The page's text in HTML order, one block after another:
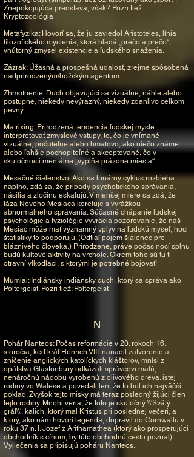
Znepokojujúca predstava, však? Pozri tiež:
Kryptozoológia
Metafyzika: Hovorí sa, že ju zaviedol Aristoteles, línia
filozofického myslenia, ktorá hľadá „prečo a prečo“,
vnútorný zmysel existencie a ľudského snaženia.
Zázrak: Úžasná a prospešná udalosť, zrejme spôsobená
nadprirodzeným/božským agentom.
Zhmotnenie: Duch objavujúci sa vizuálne, náhle alebo
postupne, niekedy nevýrazný, niekedy zdanlivo celkom
pevný.
Matrixing: Prirodzená tendencia ľudskej mysle
interpretovať zmyslové vstupy, to, čo je vnímané
vizuálne, počuteľne alebo hmatovo, ako niečo známe
alebo ľahšie pochopiteľné a akceptované, čo v
skutočnosti mentálne „vypĺňa prázdne miesta“.
Mesačné šialenstvo: Ako sa lunárny cyklus rozbieha
naplno, zdá sa, že prípady psychotického správania,
násilia a zločinu eskalujú. V menšej miere sa zdá, že
fáza Nového Mesiaca koreluje s vyrážkou
abnormálneho správania. Súčasné chápanie ľudskej
psychológie a fyziológie vyvracia pozorovanie, že náš
Mesiac môže mať významný vplyv na ľudskú myseľ, hoci
štatistiky to podporujú. (Odtiaľ pojem šialenec pre
bláznivého človeka.) Prirodzene, práve počas nocí splnu
budú kultové aktivity na vrchole. Okrem toho sú tu tí
otravní vlkodlaci, s ktorými je potrebné bojovať!
Mumiai: Indiánsky indiánsky duch, ktorý sa správa ako
Poltergeist. Pozri tiež: Poltergeist
_N_
Pohár Nanteos: Počas reformácie v 20. rokoch 16.
storočia, keď kráľ Henrich VIII. nariadil zatvorenie a
zničenie anglických katolíckych kláštorov, mnísi z
opátstva Glastonbury odkázali správcovi malú,
nenáročnú nádobu vyrobenú z olivového dreva. istej
rodiny vo Walese a povedali len, že to bol ich najväčší
poklad. Zvyšok tejto misky má teraz posledný žijúci člen
tejto rodiny. Mnohí veria, že toto je skutočný \\'Svätý
grál\\', kalich, ktorý mal Kristus pri poslednej večeri, a
ktorý, ako nám hovorí legenda, dopravil do Cornwallu v
roku 37 n. l. Jozef z Arithamathea (ktorý ako prosperujúci
obchodník s cínom, by túto obchodnú cestu poznal).
Vyliečenia sa pripisujú poháru Nanteos.